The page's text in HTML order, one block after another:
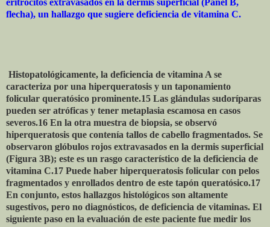
flecha), un hallazgo que sugiere deficiencia de vitamina C.
Histopatológicamente, la deficiencia de vitamina A se
caracteriza por una hiperqueratosis y un taponamiento
folicular queratósico prominente.15 Las glándulas sudoríparas
pueden ser atróficas y tener metaplasia escamosa en casos
severos.16 En la otra muestra de biopsia, se observó
hiperqueratosis que contenía tallos de cabello fragmentados. Se
observaron glóbulos rojos extravasados ​​en la dermis superficial
(Figura 3B); este es un rasgo característico de la deficiencia de
vitamina C.17 Puede haber hiperqueratosis folicular con pelos
fragmentados y enrollados dentro de este tapón queratósico.17
En conjunto, estos hallazgos histológicos son altamente
sugestivos, pero no diagnósticos, de deficiencia de vitaminas. El
siguiente paso en la evaluación de este paciente fue medir los